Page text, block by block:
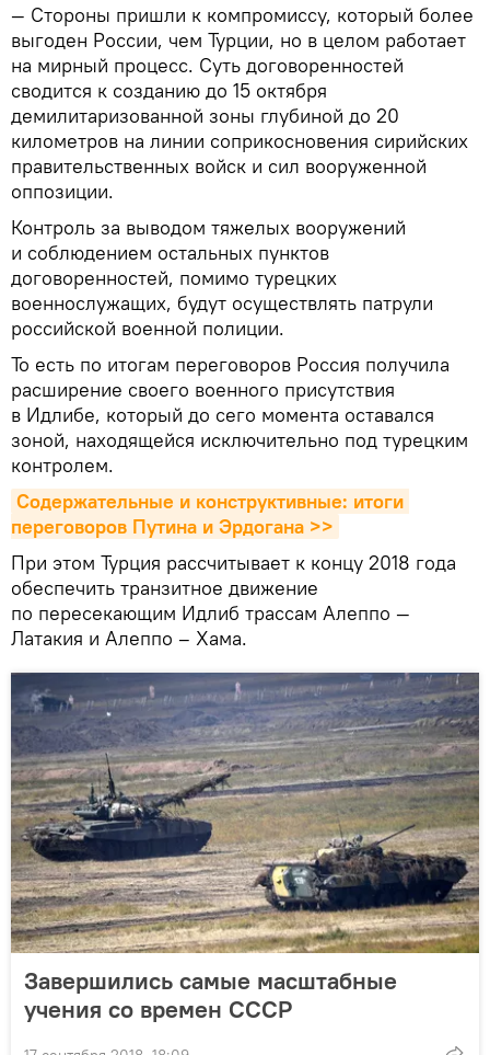
— Стороны пришли к компромиссу, который более
выгоден России, чем Турции, но в целом работает
на мирный процесс. Суть договоренностей
сводится к созданию до 15 октября
демилитаризованной зоны глубиной до 20
километров на линии соприкосновения сирийских
правительственных войск и сил вооруженной
оппозиции.
Контроль за выводом тяжелых вооружений
и соблюдением остальных пунктов
договоренностей, помимо турецких
военнослужащих, будут осуществлять патрули
российской военной полиции.
То есть по итогам переговоров Россия получила
расширение своего военного присутствия
в Идлибе, который до сего момента оставался
зоной, находящейся исключительно под турецким
контролем.
Содержательные и конструктивные: итоги
переговоров Путина и Эрдогана >>
При этом Турция рассчитывает к концу 2018 года
обеспечить транзитное движение
по пересекающим Идлиб трассам Алеппо —
Латакия и Алеппо – Хама.
Завершились самые масштабные
учения со времен СССР